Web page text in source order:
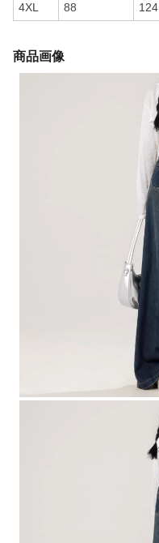
4XL 88 124
商品画像